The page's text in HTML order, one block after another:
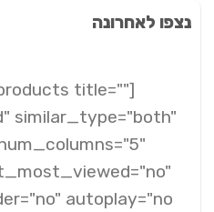
נצפו לאחרונה
title=""
similar_type="both"
autoplay="no"]